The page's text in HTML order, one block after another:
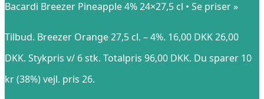
Bacardi Breezer Pineapple 4% 24×27,5 cl • Se priser »
Tilbud. Breezer Orange 27,5 cl. – 4%. 16,00 DKK 26,00
DKK. Stykpris v/ 6 stk. Totalpris 96,00 DKK. Du sparer 10
kr (38%) vejl. pris 26.